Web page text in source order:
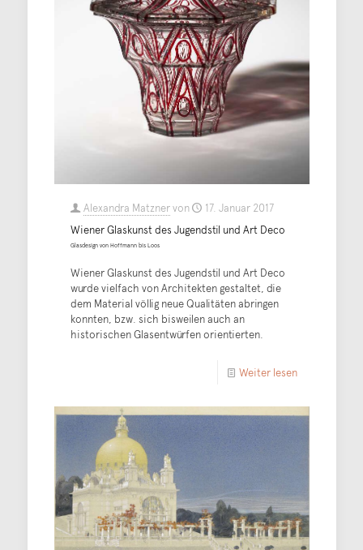
Alexandra Matznervon
17. Januar 2017
Wiener Glaskunst des Jugendstil und Art Deco
Glasdesign von Hoffmann bis Loos
Wiener Glaskunst des Jugendstil und Art Deco
wurde vielfach von Architekten gestaltet, die
dem Material völlig neue Qualitäten abringen
konnten, bzw. sich bisweilen auch an
historischen Glasentwürfen orientierten.
Weiter lesen